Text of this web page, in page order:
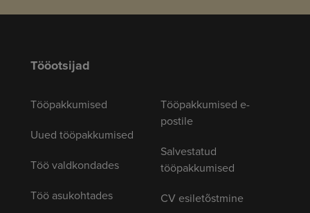
Tööotsijad
Tööpakkumised
Uued tööpakkumised
Töö valdkondades
Töö asukohtades
Tööpakkumised e-
postile
Salvestatud
tööpakkumised
CV esiletõstmine